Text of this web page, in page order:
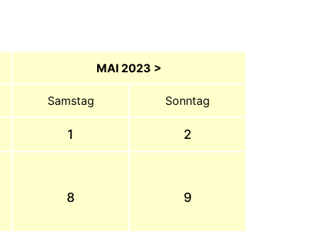
MAI 2023 >
Samstag Sonntag
1 2
8 9